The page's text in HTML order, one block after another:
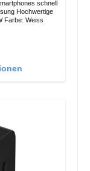
Verarbeitung Anschlüsse: USB-C Output: 25W Farbe: Weiss